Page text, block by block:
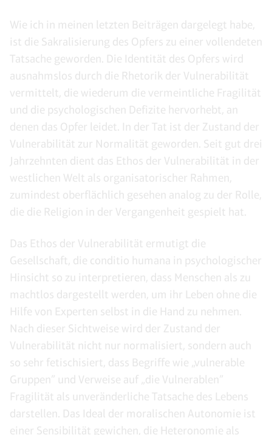
Wie ich in meinen letzten Beiträgen dargelegt habe,
ist die Sakralisierung des Opfers zu einer vollendeten
Tatsache geworden. Die Identität des Opfers wird
ausnahmslos durch die Rhetorik der Vulnerabilität
vermittelt, die wiederum die vermeintliche Fragilität
und die psychologischen Defizite hervorhebt, an
denen das Opfer leidet. In der Tat ist der Zustand der
Vulnerabilität zur Normalität geworden. Seit gut drei
Jahrzehnten dient das Ethos der Vulnerabilität in der
westlichen Welt als organisatorischer Rahmen,
zumindest oberflächlich gesehen analog zu der Rolle,
die die Religion in der Vergangenheit gespielt hat.
Das Ethos der Vulnerabilität ermutigt die
Gesellschaft, die conditio humana in psychologischer
Hinsicht so zu interpretieren, dass Menschen als zu
machtlos dargestellt werden, um ihr Leben ohne die
Hilfe von Experten selbst in die Hand zu nehmen.
Nach dieser Sichtweise wird der Zustand der
Vulnerabilität nicht nur normalisiert, sondern auch
so sehr fetischisiert, dass Begriffe wie „vulnerable
Gruppen” und Verweise auf „die Vulnerablen”
Fragilität als unveränderliche Tatsache des Lebens
darstellen. Das Ideal der moralischen Autonomie ist
einer Sensibilität gewichen, die Heteronomie als